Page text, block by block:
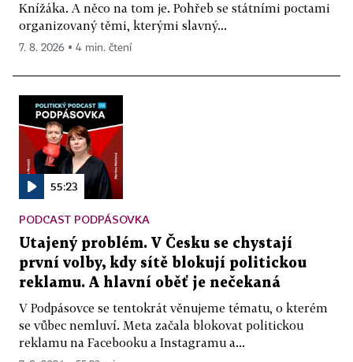
Knížáka. A něco na tom je. Pohřeb se státními poctami
organizovaný těmi, kterými slavný...
7. 8. 2026 ▪ 4 min. čtení
55:23
PODCAST PODPÁSOVKA
Utajený problém. V Česku se chystají
první volby, kdy sítě blokují politickou
reklamu. A hlavní oběť je nečekaná
V Podpásovce se tentokrát věnujeme tématu, o kterém
se vůbec nemluví. Meta začala blokovat politickou
reklamu na Facebooku a Instagramu a...